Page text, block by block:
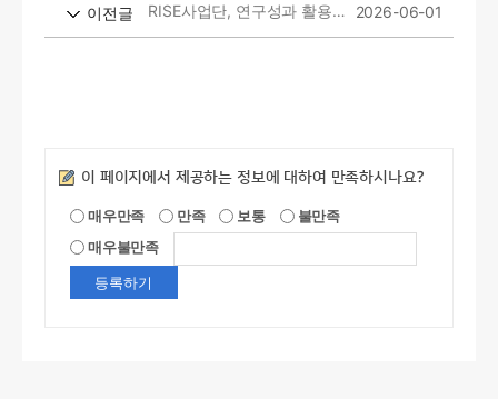
이전글 RISE사업단, 연구성과 활용 친환경 농산물 지역 복지시설 기부 2026-06-01
만족도조사
이 페이지에서 제공하는 정보에 대하여 만족하시나요?
매우만족 만족 보통
불만족
매우불만족